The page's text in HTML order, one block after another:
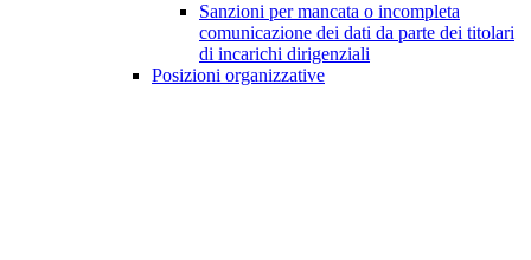
Sanzioni per mancata o incompleta
comunicazione dei dati da parte dei titolari
di incarichi dirigenziali
Posizioni organizzative